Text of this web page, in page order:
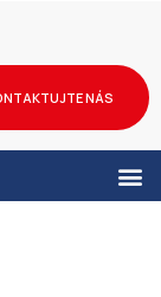
NÁS